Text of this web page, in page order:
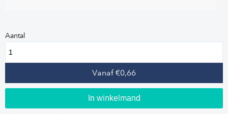
Aantal
Vanaf €0,66
In winkelmand